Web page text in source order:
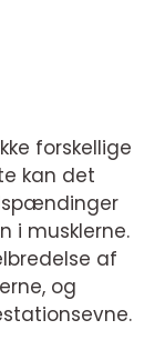
forskellige
kan det
i musklerne.
af
og